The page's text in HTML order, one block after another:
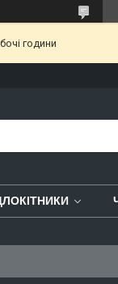
години